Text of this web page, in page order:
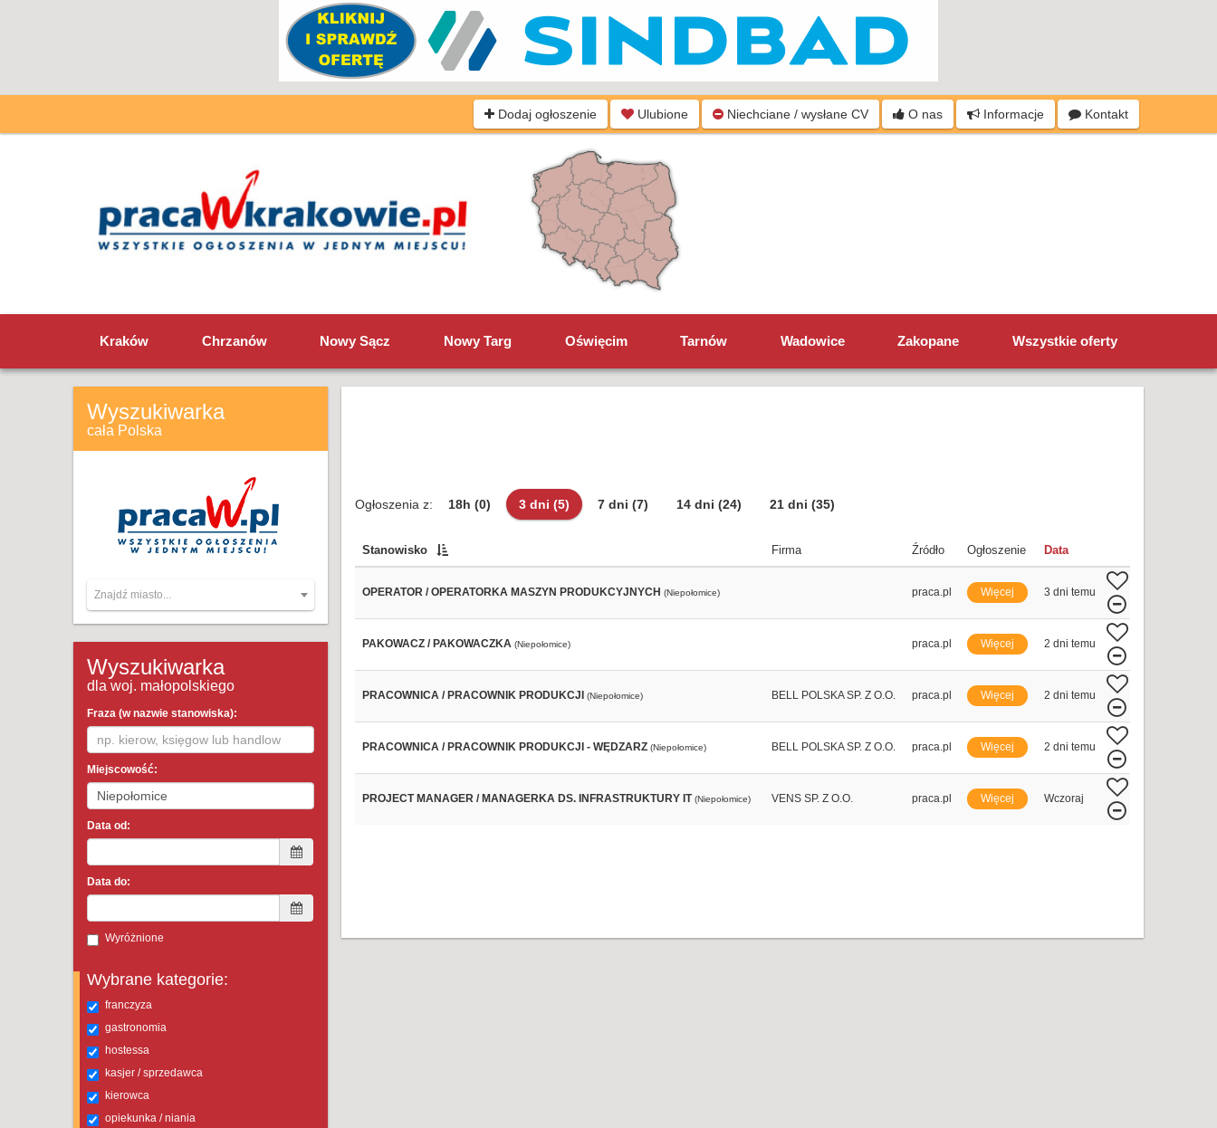
Dodaj ogłoszenie Ulubione Niechciane / wysłane CV O nas Informacje Kontakt
Kraków Chrzanów Nowy Sącz Nowy Targ Oświęcim Tarnów Wadowice Zakopane Wszystkie oferty
Wyszukiwarka
cała Polska
Znajdź miasto...
Wyszukiwarka
dla woj. małopolskiego
Fraza (w nazwie stanowiska):
Miejscowość:
Data od:
Data do:
Wyróżnione
Wybrane kategorie:
franczyza
gastronomia
hostessa
kasjer / sprzedawca
kierowca
opiekunka / niania
Ogłoszenia z: 18h (0) 3 dni (5) 7 dni (7) 14 dni (24) 21 dni (35)
Stanowisko Firma Źródło Ogłoszenie Data
OPERATOR / OPERATORKA MASZYN PRODUKCYJNYCH (Niepołomice) praca.pl Więcej 3 dni temu
PAKOWACZ / PAKOWACZKA (Niepołomice) praca.pl Więcej 2 dni temu
PRACOWNICA / PRACOWNIK PRODUKCJI (Niepołomice) BELL POLSKA SP. Z O.O. praca.pl Więcej 2 dni temu
PRACOWNICA / PRACOWNIK PRODUKCJI - WĘDZARZ (Niepołomice) BELL POLSKA SP. Z O.O. praca.pl Więcej 2 dni temu
PROJECT MANAGER / MANAGERKA DS. INFRASTRUKTURY IT (Niepołomice) VENS SP. Z O.O. praca.pl Więcej Wczoraj